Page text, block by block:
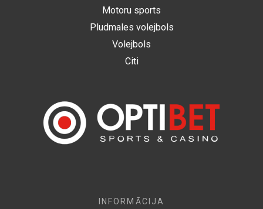
Motoru sports
Pludmales volejbols
Volejbols
Citi
INFORMĀCIJA